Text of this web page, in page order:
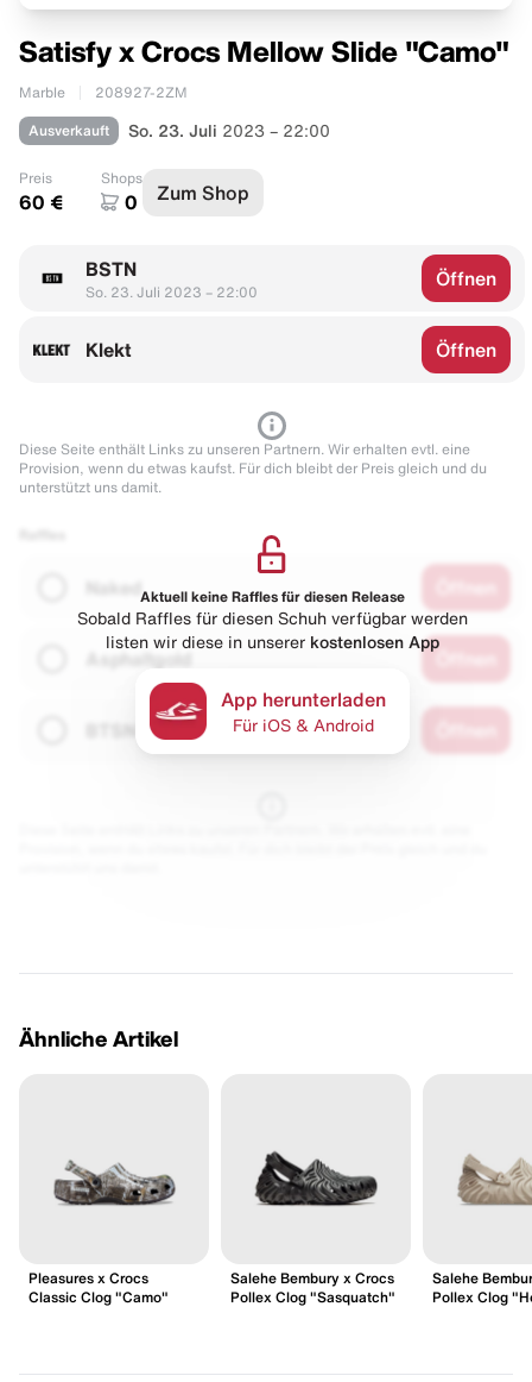
Satisfy x Crocs Mellow Slide "Camo"
Marble 208927-2ZM
Ausverkauft So. 23. Juli 2023 – 22:00
Preis
60 €
Shops
0 Zum Shop
BSTN
So. 23. Juli 2023 – 22:00
Öffnen
Klekt Öffnen
Diese Seite enthält Links zu unseren Partnern. Wir erhalten evtl. eine
Provision, wenn du etwas kaufst. Für dich bleibt der Preis gleich und du
unterstützt uns damit.
Naked
Asphaltgold
Aktuell keine Raffles für diesen Release
Sobald Raffles für diesen Schuh verfügbar werden
listen wir diese in unserer kostenlosen App
App herunterladen
Für iOS & Android
Ähnliche Artikel
Pleasures x Crocs
Classic Clog "Camo"
Salehe Bembury x Crocs
Pollex Clog "Sasquatch"
Salehe
Pollex Clog